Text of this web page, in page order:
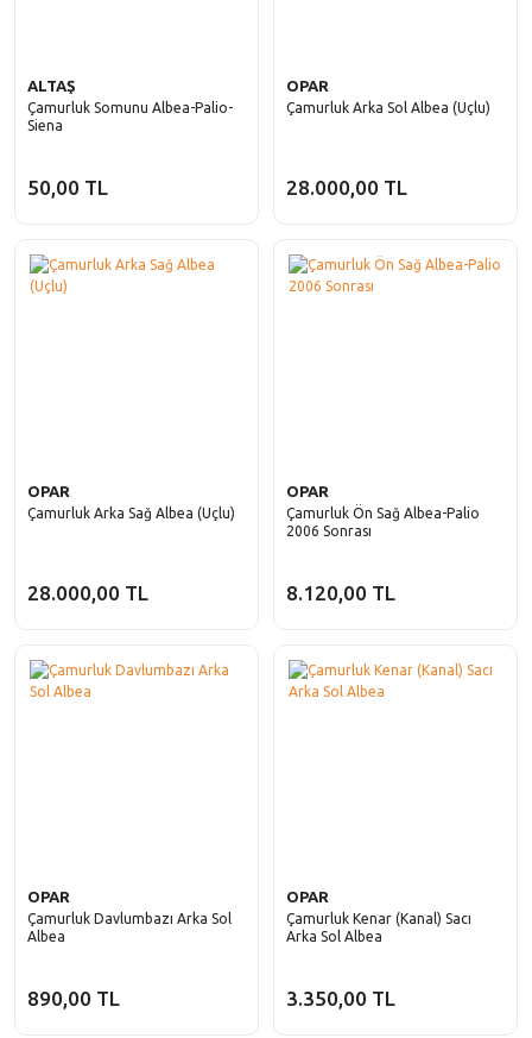
ALTAŞ
Çamurluk Somunu Albea-Palio-
Siena
50,00 TL
OPAR
Çamurluk Arka Sol Albea (Uçlu)
28.000,00 TL
OPAR
Çamurluk Arka Sağ Albea (Uçlu)
28.000,00 TL
OPAR
Çamurluk Ön Sağ Albea-Palio
2006 Sonrası
8.120,00 TL
OPAR
Çamurluk Davlumbazı Arka Sol
Albea
890,00 TL
OPAR
Çamurluk Kenar (Kanal) Sacı
Arka Sol Albea
3.350,00 TL